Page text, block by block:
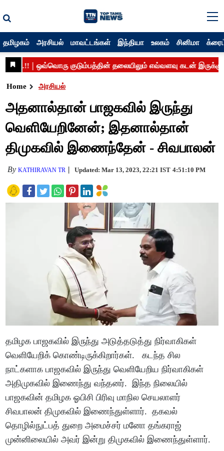
தமிழகம் அரசியல் மாவட்டங்கள் இந்தியா உலகம் சினிமா
Home அரசியல்
அதனால்தான் பாஜகவில் இருந்து
வெளியேறினேன்; இதனால்தான்
திமுகவில் இணைந்தேன் - சிவபாலன்
ByKATHIRAVAN TR Updated: Mar 13, 2023, 22:21 IST 4:51:10 PM
தமிழக பாஜகவில் இருந்து அடுத்தடுத்து நிர்வாகிகள்
வெளியேறிக் கொண்டிருக்கிறார்கள். கடந்த சில
நாட்களாக பாஜகவில் இருந்து வெளியேறிய நிர்வாகிகள்
அதிமுகவில் இணைந்து வந்தனர். இந்த நிலையில்
பாஜகவின் தமிழக ஓபிசி பிரிவு மாநில செயலாளர்
சிவபாலன் திமுகவில் இணைந்துள்ளார். தகவல்
தொழில்நுட்பத் துறை அமைச்சர் மனோ தங்கராஜ்
முன்னிலையில் அவர் இன்று திமுகவில் இணைந்துள்ளார்.